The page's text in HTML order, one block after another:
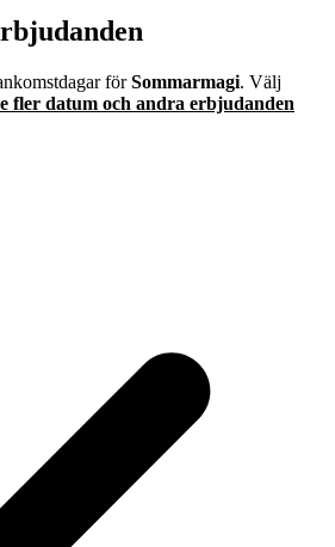
förSommarmagi. Välj
fler datum och andra erbjudanden